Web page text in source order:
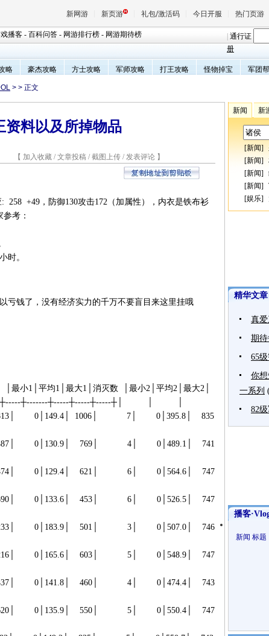
新网游 新页游 礼包/激活码 今日开服 热门页游
魔兽
天堂
王权与
播客 - 百科问答 - 网游排行榜 - 网游期待榜 通行证
册
略 豪杰攻略 方士攻略 军师攻略 打王攻略 怪物掉宝 军团
> > 正文
资料以及所掉物品
【 加入收藏 / 文章投稿 / 截图上传 / 发表评论 】
+49，防御130攻击172（加属性），内衣是铁布衫
考：
时。
亏钱了，没有经济实力的千万不要盲目来这里挂哦
1│最大1│消灭数 │最小2│平均2│最大2│
┼-----┼-------┼-----┼-----┼-----┼│ │ │
1006│ 7│ 0│395.8│ 835
769│ 4│ 0│489.1│ 741
621│ 6│ 0│564.6│ 747
453│ 6│ 0│526.5│ 747
501│ 3│ 0│507.0│ 746
603│ 5│ 0│548.9│ 747
460│ 4│ 0│474.4│ 743
550│ 5│ 0│550.4│ 747
新闻 新
[新闻]
[新闻]
[新闻]
[新闻]
[娱乐]
精华文章
真
期
65
你
一系列
82
播客
新闻 标